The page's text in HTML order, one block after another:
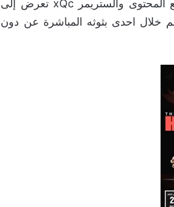
شخص غير كروي، أن يصلك محتوى له علاقة بالبطولة على الأقل، وصانع المحتوى والستريمر xQc تعرض إلى
احدى بثوثه المباشرة عن دون